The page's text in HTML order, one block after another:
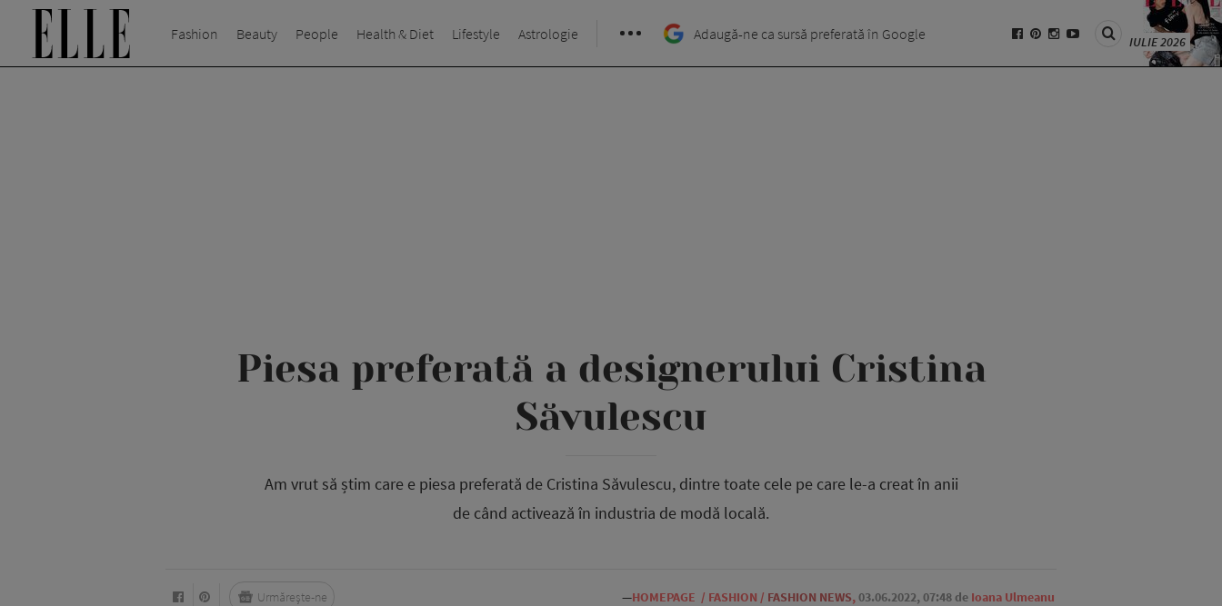
Fashion Beauty People Health & Diet Lifestyle Astrologie Adaugă-ne ca sursă preferată în Google IULIE 2026
Piesa preferată a designerului Cristina
Săvulescu
Am vrut să știm care e piesa preferată de Cristina Săvulescu, dintre toate cele pe care le-a creat în anii
de când activează în industria de modă locală.
—HOMEPAGE / FASHION / FASHION NEWS,03.06.2022, 07:48 de Ioana Ulmeanu
Urmărește-ne